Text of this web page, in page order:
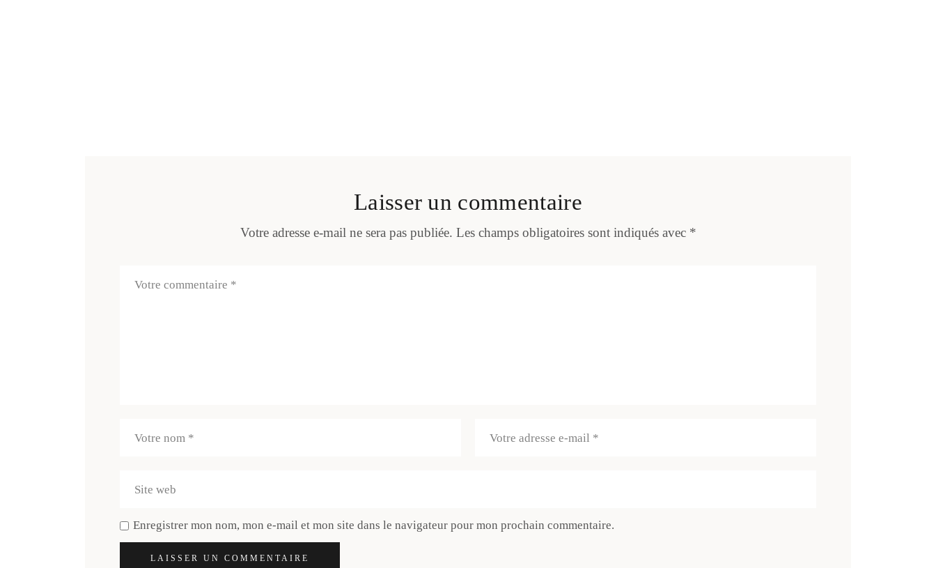
Laisser un commentaire
Votre adresse e-mail ne sera pas publiée. Les champs obligatoires sont indiqués avec *
Enregistrer mon nom, mon e-mail et mon site dans le navigateur pour mon prochain commentaire.
LAISSER UN COMMENTAIRE